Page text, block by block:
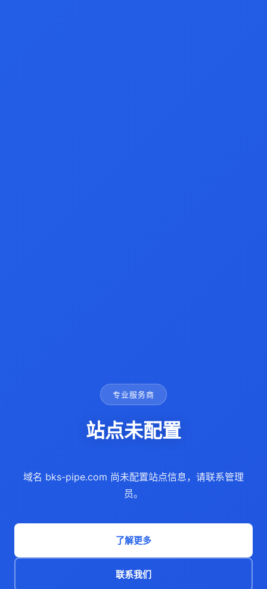
专业服务商
站点未配置
域名 bks-pipe.com 尚未配置站点信息，请联系管理
员。
了解更多
联系我们